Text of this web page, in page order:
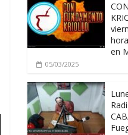
en
05/03/2025